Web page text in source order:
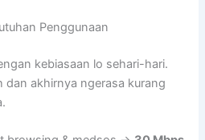
Penggunaan
kebiasaan lo sehari-hari.
dan akhirnya ngerasa kurang